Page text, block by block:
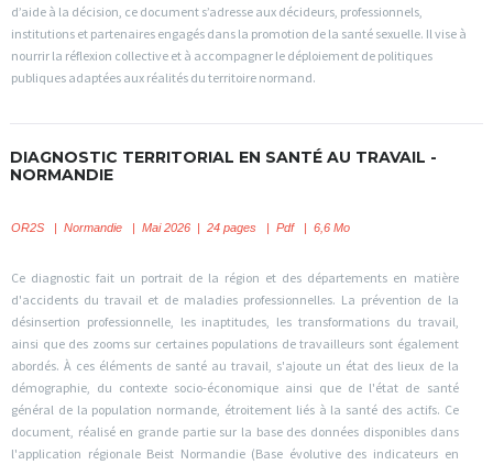
d’aide à la décision, ce document s’adresse aux décideurs, professionnels,
institutions et partenaires engagés dans la promotion de la santé sexuelle. Il vise à
nourrir la réflexion collective et à accompagner le déploiement de politiques
publiques adaptées aux réalités du territoire normand.
DIAGNOSTIC TERRITORIAL EN SANTÉ AU TRAVAIL -
NORMANDIE
OR2S Normandie | Mai 2026 | 24 pages | Pdf | 6,6 Mo
Ce diagnostic fait un portrait de la région et des départements en matière
d'accidents du travail et de maladies professionnelles. La prévention de la
désinsertion professionnelle, les inaptitudes, les transformations du travail,
ainsi que des zooms sur certaines populations de travailleurs sont également
abordés. À ces éléments de santé au travail, s'ajoute un état des lieux de la
démographie, du contexte socio-économique ainsi que de l'état de santé
général de la population normande, étroitement liés à la santé des actifs. Ce
document, réalisé en grande partie sur la base des données disponibles dans
l'application régionale Beist Normandie (Base évolutive des indicateurs en